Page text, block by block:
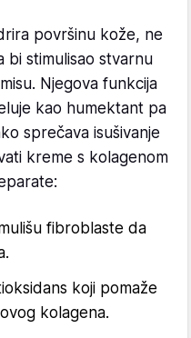
površinu kože, ne
stimulisao stvarnu
Njegova funkcija
kao humektant pa
sprečava isušivanje
kreme s kolagenom
fibroblaste da
koji pomaže
kolagena.